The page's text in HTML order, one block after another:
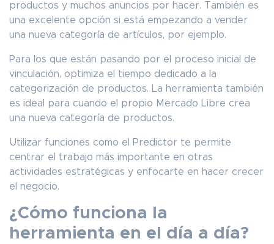
productos y muchos anuncios por hacer. También es
una excelente opción si está empezando a vender
una nueva categoría de artículos, por ejemplo.
Para los que están pasando por el proceso inicial de
vinculación, optimiza el tiempo dedicado a la
categorización de productos. La herramienta también
es ideal para cuando el propio Mercado Libre crea
una nueva categoría de productos.
Utilizar funciones como el Predictor te permite
centrar el trabajo más importante en otras
actividades estratégicas y enfocarte en hacer crecer
el negocio.
¿Cómo funciona la
herramienta en el día a día?